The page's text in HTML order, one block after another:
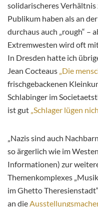
solidarischeres
Publikum haben als an
durchaus auch „rough“ –
Extremwesten wird oft
In Dresden hatte ich
Jean Cocteaus „Die
frischgebackenen
Schlabinger im
ist gut „Schlager lügen
„Nazis sind auch
so ärgerlich wie im
Informationen) zur
Themenkomplexes
im Ghetto
an die